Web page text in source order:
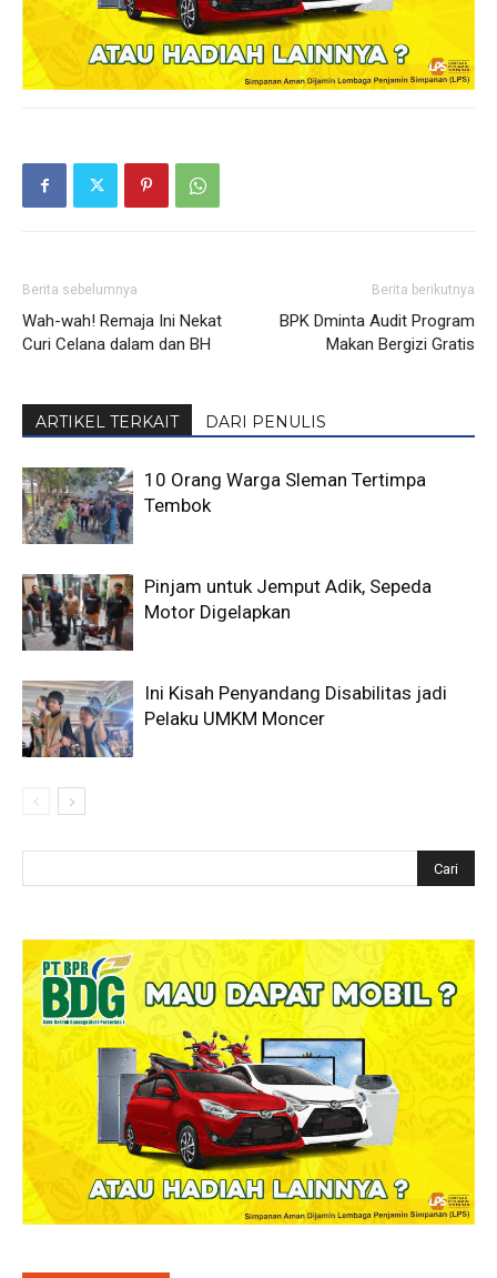
Berita sebelumnya
Wah-wah! Remaja Ini Nekat
Curi Celana dalam dan BH
Berita berikutnya
BPK Dminta Audit Program
Makan Bergizi Gratis
ARTIKEL TERKAIT DARI PENULIS
10 Orang Warga Sleman Tertimpa
Tembok
Pinjam untuk Jemput Adik, Sepeda
Motor Digelapkan
Ini Kisah Penyandang Disabilitas jadi
Pelaku UMKM Moncer